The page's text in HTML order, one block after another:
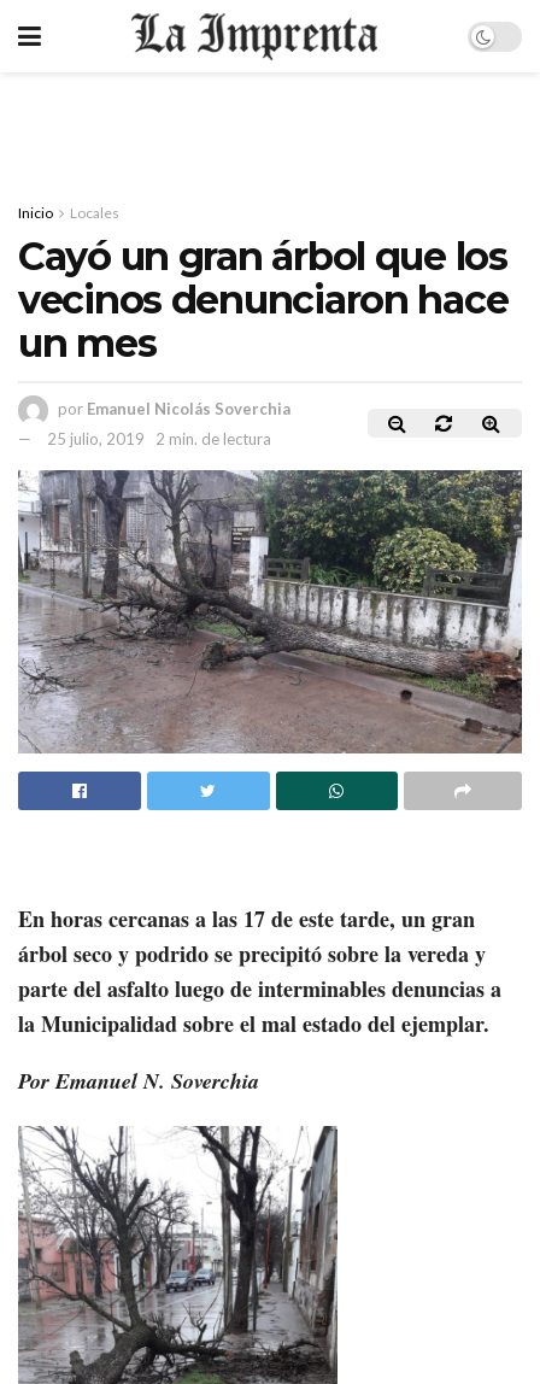
Inicio Locales
Cayó un gran árbol que los
vecinos denunciaron hace
un mes
por Emanuel Nicolás Soverchia
25 julio, 2019
2 min. de lectura
En horas cercanas a las 17 de este tarde, un gran
árbol seco y podrido se precipitó sobre la vereda y
parte del asfalto luego de interminables denuncias a
la Municipalidad sobre el mal estado del ejemplar.
Por Emanuel N. Soverchia